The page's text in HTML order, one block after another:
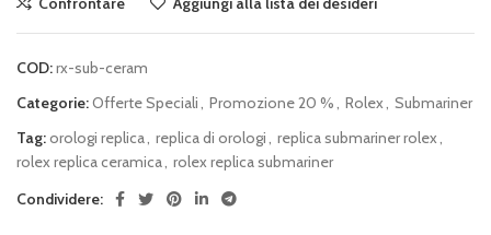
COD:rx-sub-ceram
Categorie:Offerte Speciali Promozione 20 % Rolex
Submariner
Tag:orologi replica replica di orologi replica submariner rolex
rolex replica ceramica rolex replica submariner
Condividere: